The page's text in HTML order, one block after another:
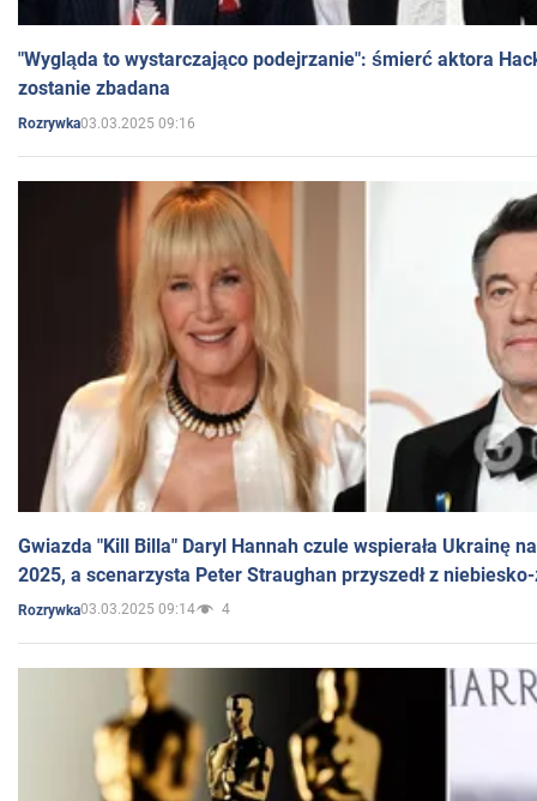
"Wygląda to wystarczająco podejrzanie": śmierć aktora
zostanie zbadana
Rozrywka03.03.2025 09:16
Gwiazda "Kill Billa" Daryl Hannah czule wspierała Ukrainę
2025, a scenarzysta Peter Straughan przyszedł z
Rozrywka03.03.2025 09:14 4